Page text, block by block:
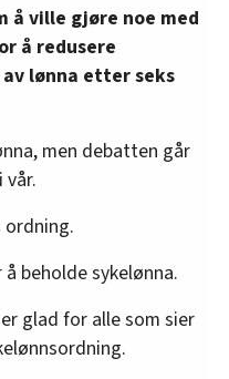
å ville gjøre noe med
å redusere
lønna etter seks
men debatten går
ordning.
beholde sykelønna.
glad for alle som sier